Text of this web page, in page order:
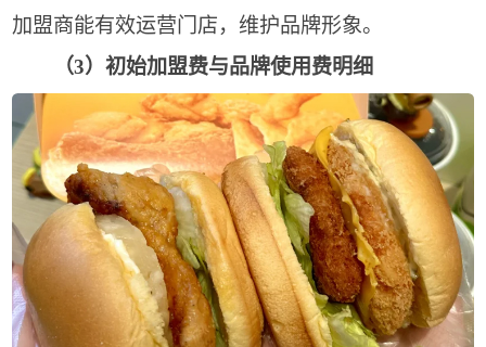
加盟商能有效运营门店，维护品牌形象。
（3）初始加盟费与品牌使用费明细